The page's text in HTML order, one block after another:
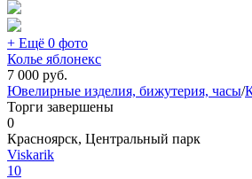
+ Ещё 0 фото
Колье яблонекс
7 000 руб.
Ювелирные изделия, бижутерия, часы/
Торги завершены
0
Красноярск, Центральный парк
Viskarik
10